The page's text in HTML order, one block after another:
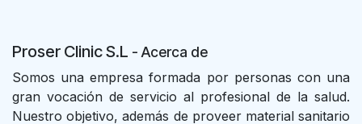
Proser Clinic S.L - Acerca de
Somos una empresa formada por personas con una
gran vocación de servicio al profesional de la salud.
Nuestro objetivo, además de proveer material sanitario